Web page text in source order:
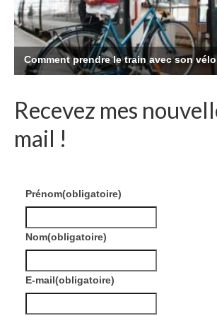
Recevez mes
mail !
Prénom(obligatoire)
Nom(obligatoire)
E-mail(obligatoire)